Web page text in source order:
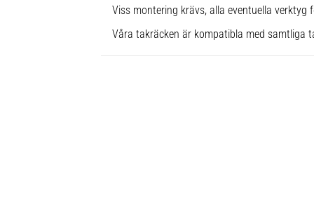
Viss montering krävs, alla eventuella verktyg
Våra takräcken är kompatibla med samtliga